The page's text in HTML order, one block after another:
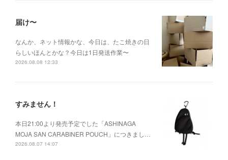
届け〜
なんか、ネット情報かな、今日は、たこ焼きの日
らしいほんとかな？今日は1日発送作業〜
2026.08.08 12:33
すみません！
本日21:00より発売予定でした「ASHINAGA
MOJA SAN CARABINER POUCH」につきまし…
2026.08.07 14:07